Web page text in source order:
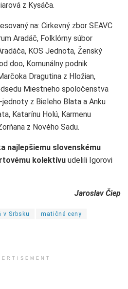
z Kysáča.
na: Cirkevný zbor SEAVC
Aradáč, Folklórny súbor
KOS Jednota, Ženský
doo, Komunálny podnik
Dragutina z Hložian,
Miestneho spoločenstva
z Bieleho Blata a Anku
Katarínu Holú, Karmenu
z Nového Sadu.
najlepšiemu slovenskému
kolektívu udelili Igorovi
Jaroslav Čiep
v Srbsku matičné ceny